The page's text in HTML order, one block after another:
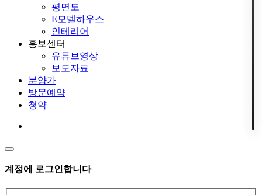
평면도
E모델하우스
인테리어
홍보센터
유튜브영상
보도자료
분양가
방문예약
청약
계정에 로그인합니다